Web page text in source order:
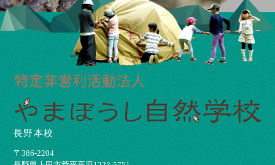
長野本校
〒386-2204